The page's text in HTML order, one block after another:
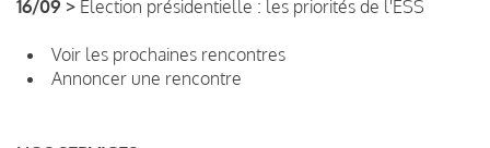
16/09 > Élection présidentielle : les priorités de l'ESS
Voir les prochaines rencontres
Annoncer une rencontre